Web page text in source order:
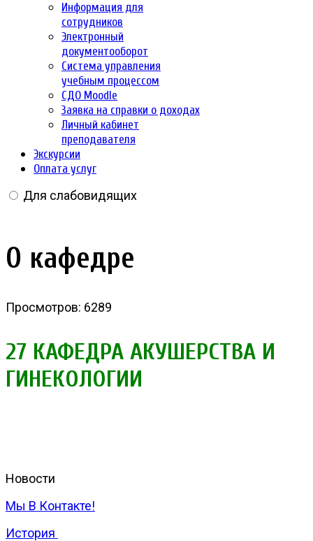
Информация для
сотрудников
Электронный
документооборот
Система управления
учебным процессом
СДО Moodle
Заявка на справки о доходах
Личный кабинет
преподавателя
Экскурсии
Оплата услуг
Для слабовидящих
О кафедре
Просмотров: 6289
27 КАФЕДРА АКУШЕРСТВА И
ГИНЕКОЛОГИИ
Новости
Мы В Контакте!
История